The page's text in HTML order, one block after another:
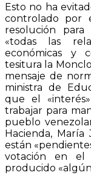
Esto no ha
controlado por
resolución
«todas las
económicas y
tesitura la
mensaje de
ministra de
que el
trabajar para
pueblo
Hacienda,
están
votación en el
producido